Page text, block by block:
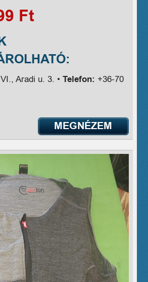
Ft
Aradi u. 3. •Telefon: +36-70
MEGNÉZEM